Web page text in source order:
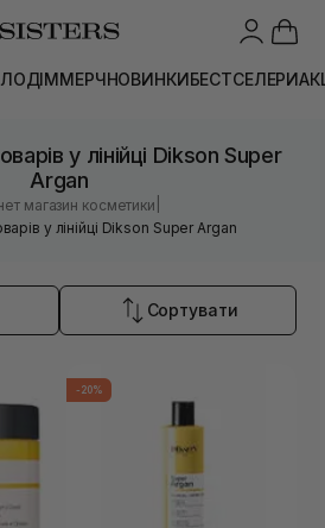
ДІММЕРЧНОВИНКИБЕСТСЕЛЕРИ
у лінійці Dikson Super
Argan
магазин косметики
у лінійці Dikson Super Argan
Сортувати
-20%